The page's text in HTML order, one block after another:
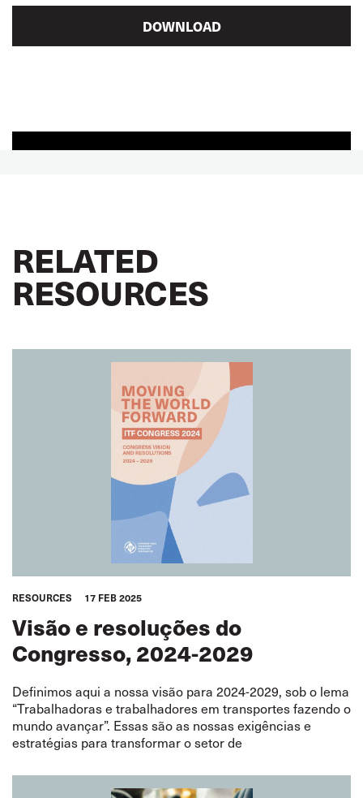
DOWNLOAD
RELATED
RESOURCES
RESOURCES 17 FEB 2025
Visão e resoluções do
Congresso, 2024-2029
Definimos aqui a nossa visão para 2024-2029, sob o lema
“Trabalhadoras e trabalhadores em transportes fazendo o
mundo avançar”. Essas são as nossas exigências e
estratégias para transformar o setor de